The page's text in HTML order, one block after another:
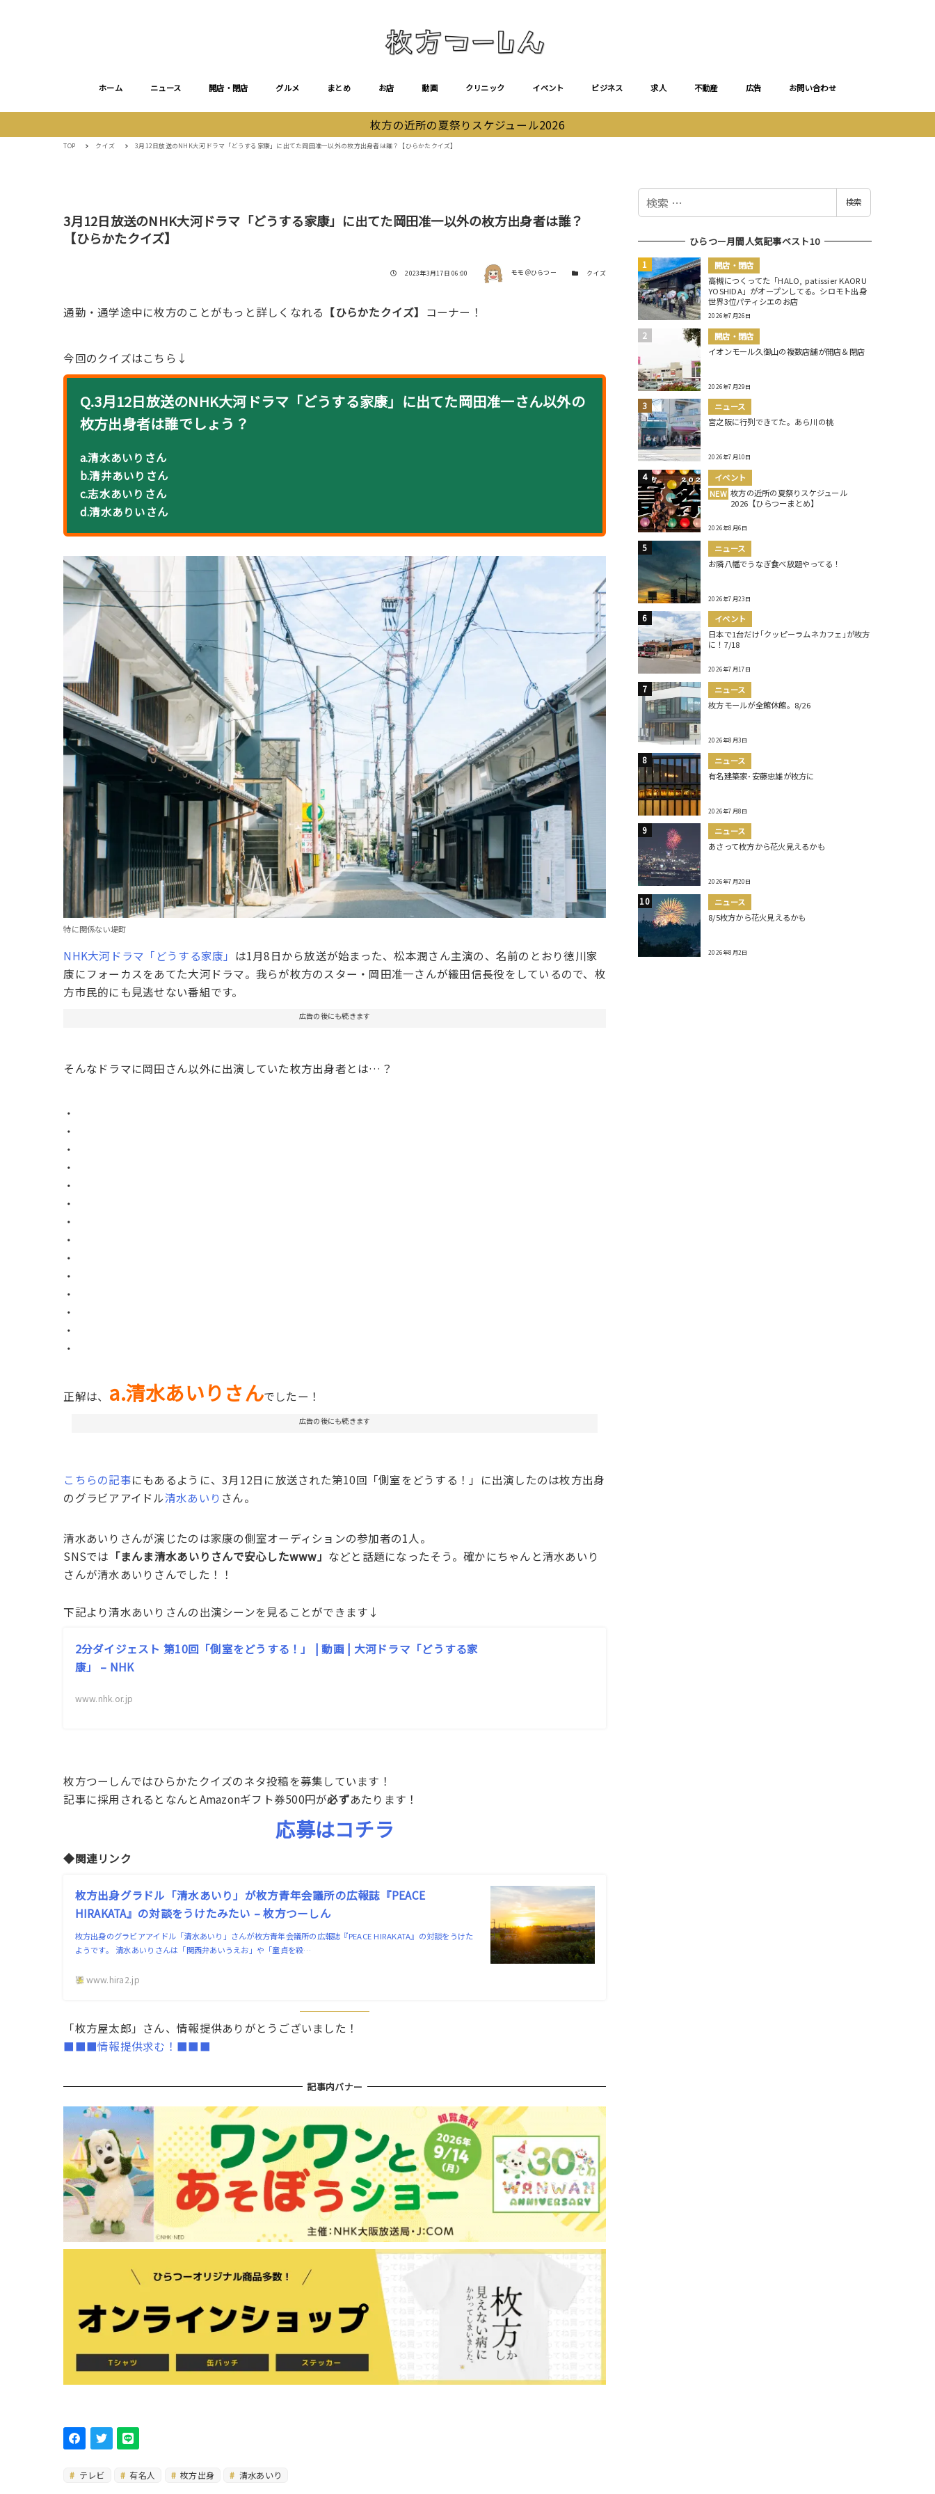
ホーム ニュース 開店・閉店 グルメ まとめ お店 動画 クリニック イベント ビジネス 求人 不動産 広告 お問い合わせ
枚方の近所の夏祭りスケジュール2026
TOP クイズ 3月12日放送のNHK大河ドラマ「どうする家康」に出てた岡田准一以外の枚方出身者は誰？【ひらかたクイズ】
3月12日放送のNHK大河ドラマ「どうする家康」に出てた岡田准一以外の枚方出身者は誰？
【ひらかたクイズ】
投稿日
2023年3月17日 06:00 著者 モモ＠ひらつー カテゴリー
クイズ
通勤・通学途中に枚方のことがもっと詳しくなれる 【ひらかたクイズ】 コーナー！
今回のクイズはこちら↓
Q.3月12日放送のNHK大河ドラマ「どうする家康」に出てた岡田准一さん以外の
枚方出身者は誰でしょう？
a.清水あいりさん
b.清井あいりさん
c.志水あいりさん
d.清水ありいさん
特に関係ない堤町
NHK大河ドラマ「どうする家康」 は1月8日から放送が始まった、松本潤さん主演の、名前のとおり徳川家
康にフォーカスをあてた大河ドラマ。我らが枚方のスター・岡田准一さんが織田信長役をしているので、枚
方市民的にも見逃せない番組です。
広告の後にも続きます
そんなドラマに岡田さん以外に出演していた枚方出身者とは…？
・
・
・
・
・
・
・
・
・
・
・
・
・
・
正解は、 a.清水あいりさんでしたー！
広告の後にも続きます
こちらの記事にもあるように、3月12日に放送された第10回「側室をどうする！」に出演したのは枚方出身
のグラビアアイドル清水あいり さん。
清水あいりさんが演じたのは家康の側室オーディションの参加者の1人。
SNSでは 「まんま清水あいりさんで安心したwww」 などと話題になったそう。確かにちゃんと清水あいり
さんが清水あいりさんでした！！
下記より清水あいりさんの出演シーンを見ることができます↓
2分ダイジェスト 第10回「側室をどうする！」 | 動画 | 大河ドラマ「どうする家
康」 – NHK
www.nhk.or.jp
枚方つーしんではひらかたクイズのネタ投稿を募集しています！
記事に採用されるとなんとAmazonギフト券500円が必ずあたります！
応募はコチラ
◆関連リンク
枚方出身グラドル「清水あいり」が枚方青年会議所の広報誌『PEACE
HIRAKATA』の対談をうけたみたい – 枚方つーしん
枚方出身のグラビアアイドル「清水あいり」さんが枚方青年会議所の広報誌『PEACE HIRAKATA』の対談をうけた
ようです。 清水あいりさんは「関西弁あいうえお」や「童貞を殺…
www.hira2.jp
「枚方屋太郎」さん、情報提供ありがとうございました！
■■■情報提供求む！■■■
記事内バナー
テレビ 有名人 枚方出身 清水あいり
検
検索
ひらつー月間人気記事ベスト10
開店・閉店
高槻につくってた「HALO, patissier KAORU
YOSHIDA」がオープンしてる。シロモト出身
世界3位パティシエのお店
2026年7月26日
開店・閉店
イオンモール久御山の複数店舗が開店＆閉店
2026年7月29日
ニュース
宮之阪に行列できてた。あら川の桃
2026年7月10日
イベント
NEW 枚方の近所の夏祭りスケジュール
2026【ひらつーまとめ】
2026年8月6日
ニュース
お隣八幡でうなぎ食べ放題やってる！
2026年7月23日
イベント
日本で1台だけ｢クッピーラムネカフェ｣が枚方
に！7/18
2026年7月17日
ニュース
枚方モールが全館休館。8/26
2026年8月3日
ニュース
有名建築家･安藤忠雄が枚方に
2026年7月8日
ニュース
あさって枚方から花火見えるかも
2026年7月20日
ニュース
8/5枚方から花火見えるかも
2026年8月2日